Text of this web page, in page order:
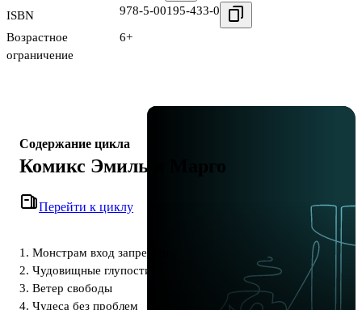
ISBN 978-5-00195-433-0
Возрастное
ограничение
6+
Содержание цикла
Комикс Эмиль и Марго
Перейти к циклу
1. Монстрам вход запрещен
2. Чудовищные глупости
3. Ветер свободы
4. Чудеса без проблем